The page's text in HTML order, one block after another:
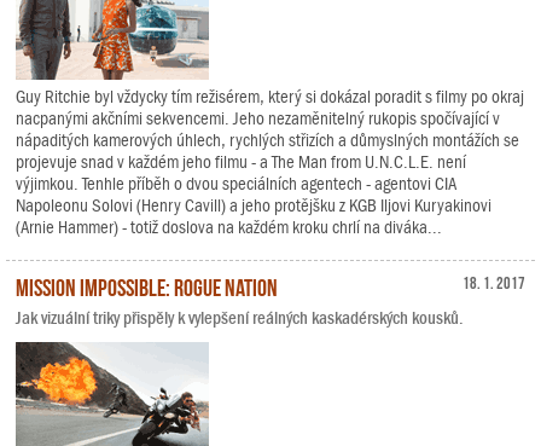
Guy Ritchie byl vždycky tím režisérem, který si dokázal poradit s filmy po okraj
nacpanými akčními sekvencemi. Jeho nezaměnitelný rukopis spočívající v
nápaditých kamerových úhlech, rychlých střizích a důmyslných montážích se
projevuje snad v každém jeho filmu - a The Man from U.N.C.L.E. není
výjimkou. Tenhle příběh o dvou speciálních agentech - agentovi CIA
Napoleonu Solovi (Henry Cavill) a jeho protějšku z KGB Iljovi Kuryakinovi
(Arnie Hammer) - totiž doslova na každém kroku chrlí na diváka...
18. 1. 2017
Mission Impossible: Rogue Nation
Jak vizuální triky přispěly k vylepšení reálných kaskadérských kousků.